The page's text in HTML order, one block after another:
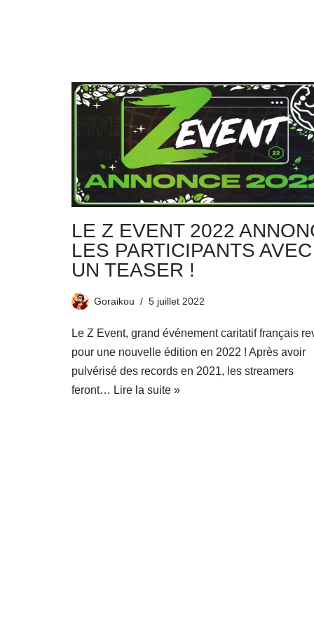
LE Z EVENT 2022
LES PARTICIPANTS AVEC
UN TEASER !
Goraikou 5 juillet 2022
Le Z Event, grand événement caritatif français
pour une nouvelle édition en 2022 ! Après avoir
pulvérisé des records en 2021, les streamers
feront… Lire la suite »